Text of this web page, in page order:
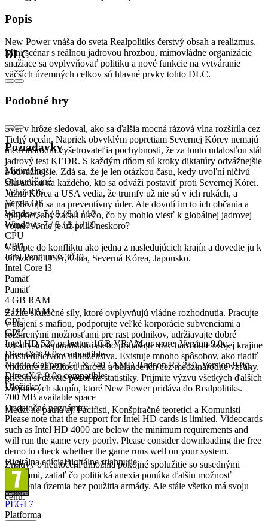
Popis
New Power vnáša do sveta Realpolitiks čerstvý obsah a realizmus.
Mini scénar s reálnou jadrovou hrozbou, mimovládne organizácie
snažiace sa ovplyvňovať politiku a nové funkcie na vytváranie
väčších územných celkov sú hlavné prvky tohto DLC.
Mini scénar
Svet v hrôze sledoval, ako sa ďalšia mocná rázová vlna rozšírila cez
Tichý oceán. Napriek obvyklým popretiam Severnej Kórey nemajú
medzinárodní vyšetrovateľia pochybnosti, že za touto udalosťou stál
jadrový test KĽDR. S každým dňom sú kroky diktatúry odvážnejšie
a odvážnejšie. Zdá sa, že je len otázkou času, kedy uvoľní ničivú
silu atómu na každého, kto sa odváži postaviť proti Severnej Kórei.
Južná Kórea a USA vedia, že trumfy už nie sú v ich rukách, a
pripravujú sa na preventívny úder. Ale dovolí im to ich občania a
spojenci, aby začali niečo, čo by mohlo viesť k globálnej jadrovej
vojne? A nie je už príliš neskoro?
Vstúpte do konfliktu ako jedna z nasledujúcich krajín a dovedte ju k
víťazstvu: USA, Čína, Severná Kórea, Japonsko.
Mimovládne organizácie
Zažite skutočné sily, ktoré ovplyvňujú vládne rozhodnutia. Pracujte
v utajení s mafiou, podporujte veľké korporácie subvenciami a
rozšírenými možnosťami pre rast podnikov, udržiavajte dobré
vzťahy so separatistami alebo prinášajte viac harmónie svojej krajine
prostredníctvom náboženstva. Existuje mnoho spôsobov, ako riadiť
vnútorné záležitosti národa a balance ich cez medzinárodné vzťahy,
pričom si dávate pozor na štatistiky. Prijmite výzvu všetkých ďalších
záujmových skupín, ktoré New Power pridáva do Realpolitiks.
Medzi ne patria aj: Pacifisti, Konšpiračné teoretici a Komunisti
Nové možnosti v medzinárodnej politike
Zmluvy o neútočení umožnia pokojné spolužitie so susednými
krajinami, zatiaľ čo politická anexia ponúka ďalšiu možnosť
rozšírenia územia bez použitia armády. Ale stále všetko má svoju
cenu.
DLC
Podobné hry
Požiadavky
Minimálne
Odporúčané
Verzia OS
Verzia OS
Windows 7 / 8 / 8.1 / 10
Windows 7 / 8 / 8.1 / 10
CPU
CPU
Intel Pentium G3020
Intel Core i3
Pamäť
Pamäť
4 GB RAM
4 GB RAM
GPU
GPU
Intel HD 520 or better, 1GB VRAM or more, Version 9.0c,
DirectX® 9.0c compatible
Nvidia GeForce GTX 740 / AMD Radeon R7 250, Version 9.0c,
DirectX® 9.0c compatible
Úložisko
700 MB available space
Dodatočné poznámky
Please note that the support for Intel HD cards is limited. Videocards
such as Intel HD 4000 are below the minimum requirements and
will run the game very poorly. Please consider downloading the free
demo to check whether the game runs well on your system.
Digitálna edíciaDigitálne stiahnutie
PEGI 7
Platforma